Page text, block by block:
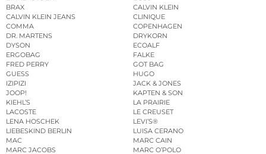
BRAX
CALVIN KLEIN
CALVIN KLEIN JEANS
CLINIQUE
COMMA
COPENHAGEN
DR. MARTENS
DRYKORN
DYSON
ECOALF
ERGOBAG
FALKE
FRED PERRY
GOT BAG
GUESS
HUGO
IZIPIZI
JACK & JONES
JOOP!
KAPTEN & SON
KIEHL’S
LA PRAIRIE
LACOSTE
LE CREUSET
LENA HOSCHEK
LEVI’S®
LIEBESKIND BERLIN
LUISA CERANO
MAC
MARC CAIN
MARC JACOBS
MARC O’POLO